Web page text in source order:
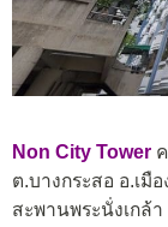
Non City Tower
ต.บางกระสอ อ.เมื
สะพานพระนั่งเกล้